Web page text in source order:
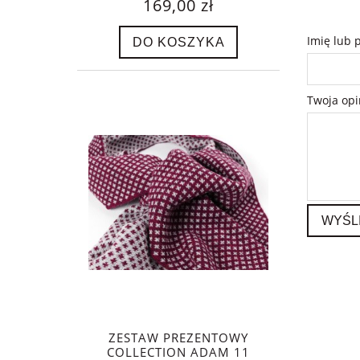
169,00 zł
DO KOSZYKA
ZESTAW PREZENTOWY
COLLECTION ADAM 11
Imię lub
Twoja